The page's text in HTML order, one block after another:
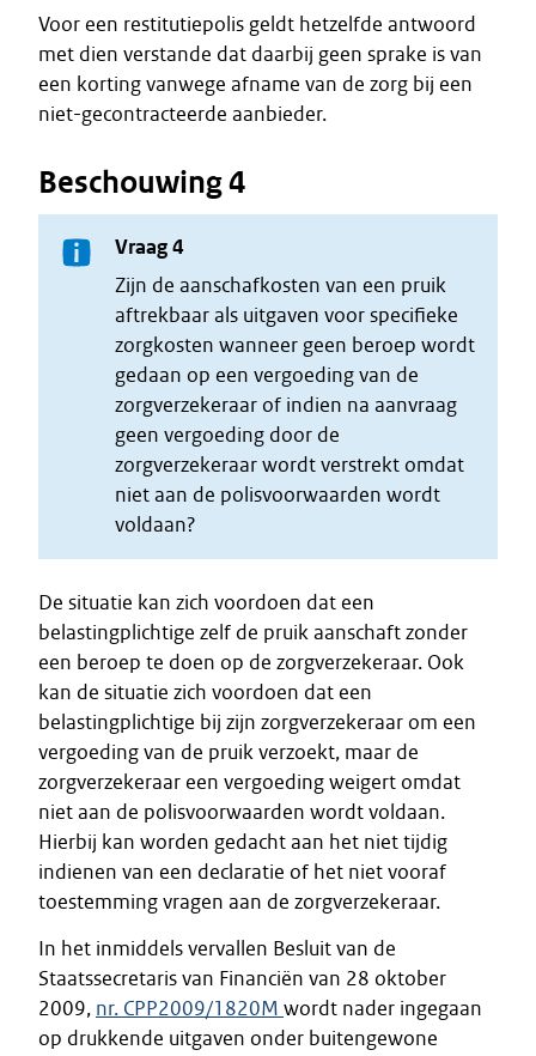
Voor een restitutiepolis geldt hetzelfde antwoord
met dien verstande dat daarbij geen sprake is van
een korting vanwege afname van de zorg bij een
niet-gecontracteerde aanbieder.
Beschouwing 4
Vraag 4
Zijn de aanschafkosten van een pruik
aftrekbaar als uitgaven voor specifieke
zorgkosten wanneer geen beroep wordt
gedaan op een vergoeding van de
zorgverzekeraar of indien na aanvraag
geen vergoeding door de
zorgverzekeraar wordt verstrekt omdat
niet aan de polisvoorwaarden wordt
voldaan?
De situatie kan zich voordoen dat een
belastingplichtige zelf de pruik aanschaft zonder
een beroep te doen op de zorgverzekeraar. Ook
kan de situatie zich voordoen dat een
belastingplichtige bij zijn zorgverzekeraar om een
vergoeding van de pruik verzoekt, maar de
zorgverzekeraar een vergoeding weigert omdat
niet aan de polisvoorwaarden wordt voldaan.
Hierbij kan worden gedacht aan het niet tijdig
indienen van een declaratie of het niet vooraf
toestemming vragen aan de zorgverzekeraar.
In het inmiddels vervallen Besluit van de
Staatssecretaris van Financiën van 28 oktober
2009, nr. CPP2009/1820M wordt nader ingegaan
op drukkende uitgaven onder buitengewone